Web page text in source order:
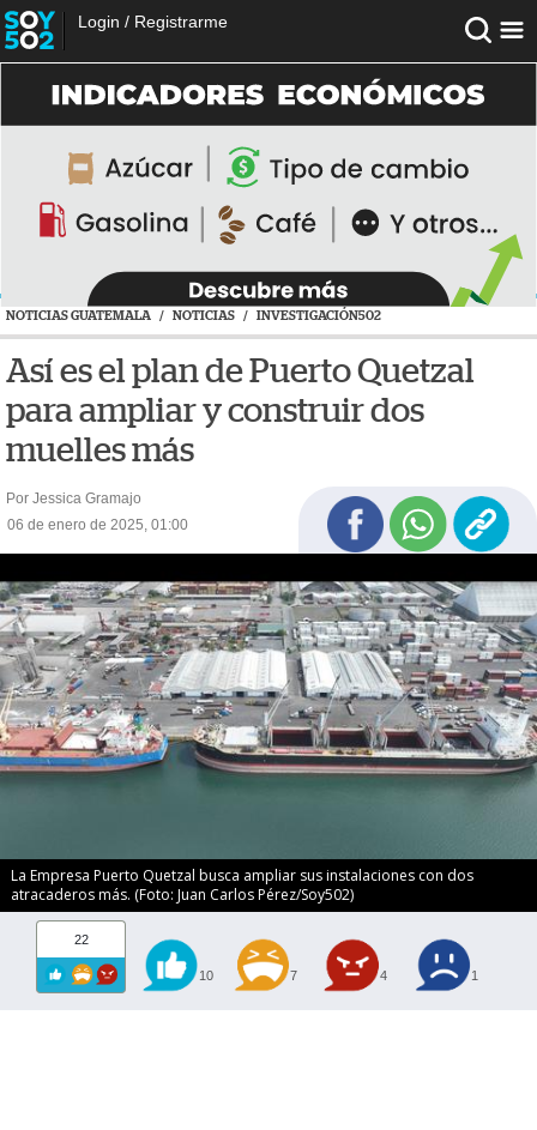
Login / Registrarme
NOTICIAS GUATEMALA / NOTICIAS / INVESTIGACIÓN502
Así es el plan de Puerto Quetzal
para ampliar y construir dos
muelles más
Por Jessica Gramajo
06 de enero de 2025, 01:00
La Empresa Puerto Quetzal busca ampliar sus instalaciones con dos
atracaderos más. (Foto: Juan Carlos Pérez/Soy502)
22
10 7 4 1